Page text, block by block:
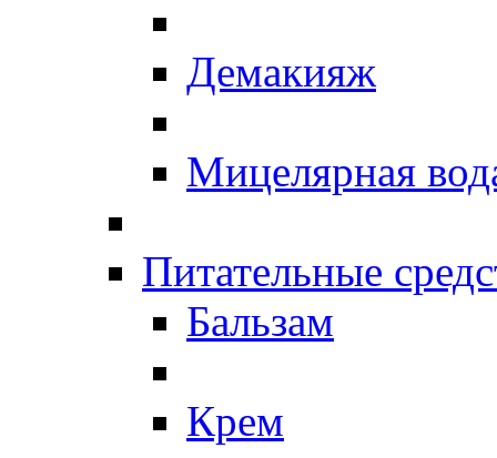
Демакияж
Мицелярная
Питательные
Бальзам
Крем